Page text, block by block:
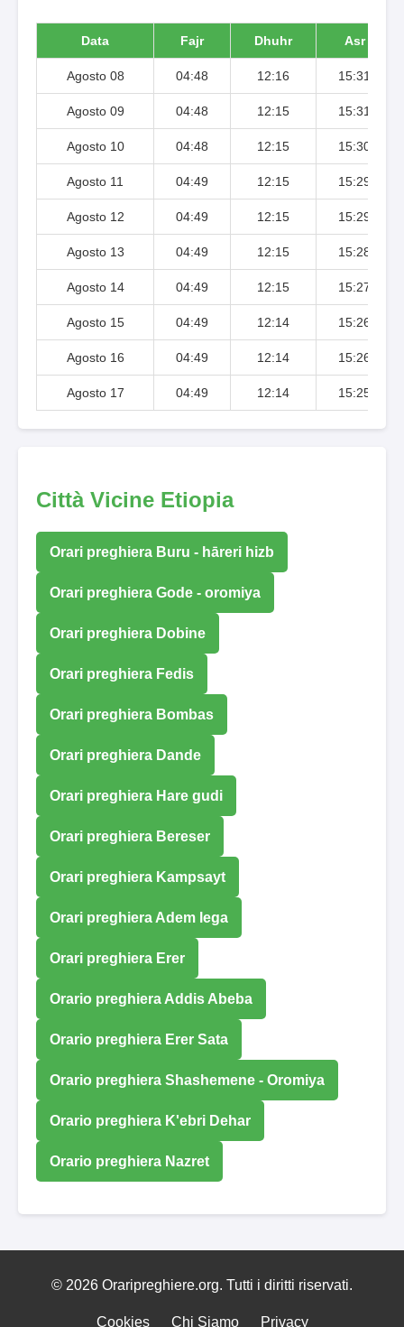
Data Fajr Dhuhr Asr
Agosto 08 04:48 12:16 15:31
Agosto 09 04:48 12:15 15:31
Agosto 10 04:48 12:15 15:30
Agosto 11 04:49 12:15 15:29
Agosto 12 04:49 12:15 15:29
Agosto 13 04:49 12:15 15:28
Agosto 14 04:49 12:15 15:27
Agosto 15 04:49 12:14 15:26
Agosto 16 04:49 12:14 15:26
Agosto 17 04:49 12:14 15:25
Città Vicine Etiopia
Orari preghiera Buru - hāreri hizb
Orari preghiera Gode ​​- oromiya
Orari preghiera Dobine
Orari preghiera Fedis
Orari preghiera Bombas
Orari preghiera Dande
Orari preghiera Hare gudi
Orari preghiera Bereser
Orari preghiera Kampsayt
Orari preghiera Adem lega
Orari preghiera Erer
Orario preghiera Addis Abeba
Orario preghiera Erer Sata
Orario preghiera Shashemene - Oromiya
Orario preghiera K'ebri Dehar
Orario preghiera Nazret
© 2026 Oraripreghiere.org. Tutti i diritti riservati.
Cookies Chi Siamo Privacy